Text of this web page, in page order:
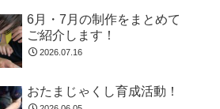
6月・7月の制作をまとめて
ご紹介します！
2026.07.16
おたまじゃくし育成活動！